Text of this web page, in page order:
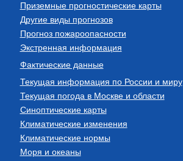
Приземные прогностические карты
Другие виды прогнозов
Прогноз пожароопасности
Экстренная информация
Фактические данные
Текущая информация по России и миру
Текущая погода в Москве и области
Синоптические карты
Климатические изменения
Климатические нормы
Моря и океаны